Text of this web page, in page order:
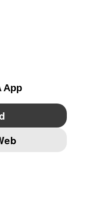
IMPRINT AND LEGAL DATA